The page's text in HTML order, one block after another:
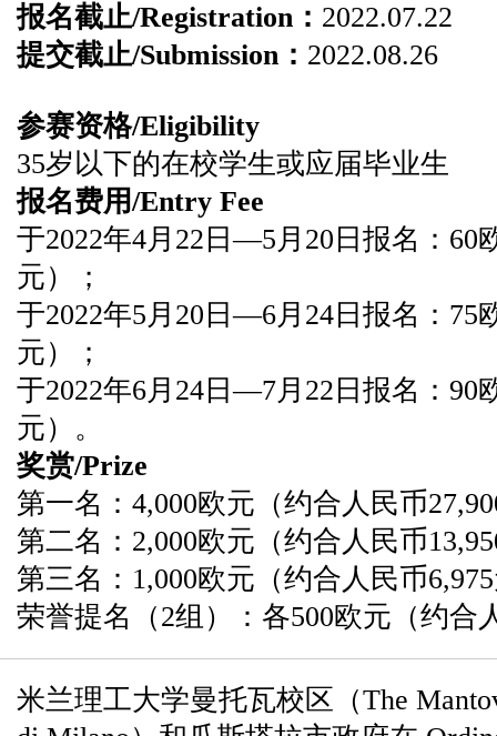
报名截止/Registration： 2022.07.22
提交截止/Submission： 2022.08.26
参赛资格/Eligibility
35岁以下的在校学生或应届毕业生
报名费用/Entry Fee
于2022年4月22日—5月20日报名：60
元）；
于2022年5月20日—6月24日报名：75
元）；
于2022年6月24日—7月22日报名：90
元）。
奖赏/Prize
第一名：4,000欧元（约合人民币
第二名：2,000欧元（约合人民币
第三名：1,000欧元（约合人民币
荣誉提名（2组）：各500欧元（约合
米兰理工大学曼托瓦校区（The